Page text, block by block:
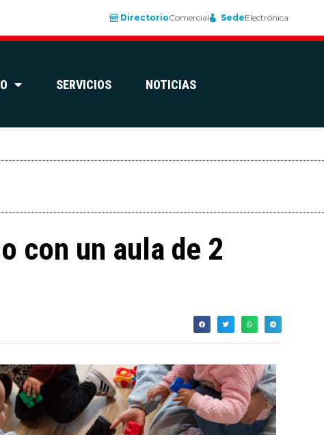
DirectorioComercial SedeElectrónica
SERVICIOS NOTICIAS
con un aula de 2